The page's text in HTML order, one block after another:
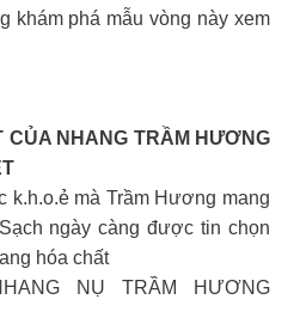
khám phá mẫu vòng này xem
CỦA NHANG TRẦM HƯƠNG
mà Trầm Hương mang
ngày càng được tin chọn
hóa chất
NỤ TRẦM HƯƠNG